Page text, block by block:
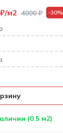
(0.5 м2)
-30%
4000₽
₽ м2